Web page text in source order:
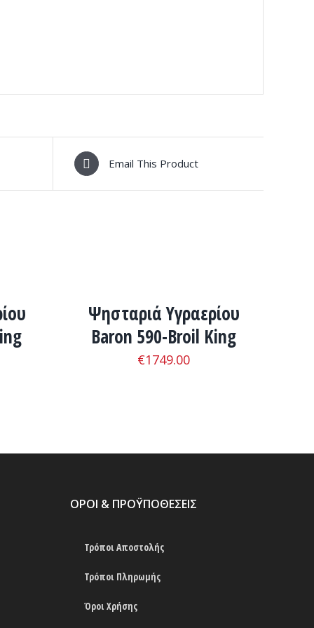
Email This Product
Ψησταριά Υγραερίου
Baron 590-Broil King
€1749.00
ΟΡΟΙ & ΠΡΟΫΠΟΘΕΣΕΙΣ
Τρόποι Αποστολής
Τρόποι Πληρωμής
Όροι Χρήσης